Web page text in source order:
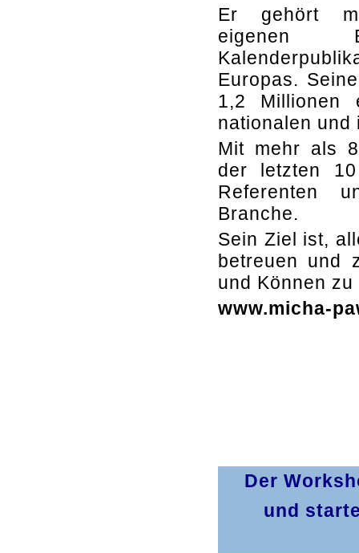
Er gehört
eigenen
Europas.
1,2 Millionen
nationalen und
Mit mehr als
der letzten
Referenten
Branche.
Sein Ziel ist,
betreuen und
und Können
www.micha-
Der
und